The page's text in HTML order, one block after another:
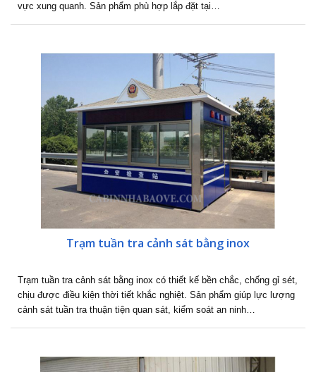
vực xung quanh. Sản phẩm phù hợp lắp đặt tại…
Trạm tuần tra cảnh sát bằng inox
Trạm tuần tra cảnh sát bằng inox có thiết kế bền chắc, chống gỉ sét,
chịu được điều kiện thời tiết khắc nghiệt. Sản phẩm giúp lực lượng
cảnh sát tuần tra thuận tiện quan sát, kiểm soát an ninh…